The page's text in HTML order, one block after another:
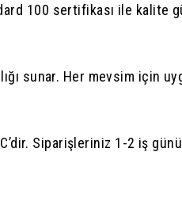
100 sertifikası ile kalite
sunar. Her mevsim için
Siparişleriniz 1-2 iş